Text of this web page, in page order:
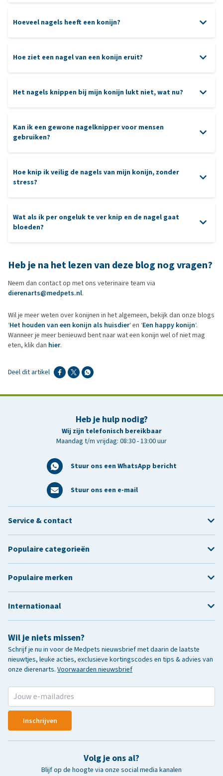
De nagels groeien krom.
Er is een mank of onregelmatig loopje zichtbaar.
Je konijn is minder actief. Let op, dit kan ook vele andere
laten nakijken.
Hoeveel nagels heeft een konijn?
Hoe ziet een nagel van een konijn eruit?
Het nagels knippen bij mijn konijn lukt niet, wat nu?
Kan ik een gewone nagelknipper voor mensen
gebruiken?
Nagelschaar
Hoe knip ik veilig de nagels van mijn konijn, zonder
stress?
Wat als ik per ongeluk te ver knip en de nagel gaat
bloeden?
Heb je na het lezen van deze blog nog vragen?
Neem dan contact op met ons veterinaire team via
dierenarts@medpets.nl.
Wil je meer weten over konijnen in het algemeen, bekijk dan onze blogs
‘Het houden van een konijn als huisdier‘ en ‘Een happy konijn‘.
Wanneer je meer benieuwd bent naar wat een konijn wel of niet mag
eten, klik dan hier.
Deel dit artikel
Heb je hulp nodig?
Wij zijn telefonisch bereikbaar
Maandag t/m vrijdag: 08:30 - 13:00 uur
Stuur ons een WhatsApp bericht
Stuur ons een e-mail
Wil je niets missen?
Schrijf je nu in voor de Medpets nieuwsbrief met daarin de laatste
nieuwtjes, leuke acties, exclusieve kortingscodes en tips & advies van
onze dierenarts. Voorwaarden nieuwsbrief
Inschrijven
Volg je ons al?
Blijf op de hoogte via onze social media kanalen
Service & contact
Populaire categorieën
Populaire merken
Internationaal